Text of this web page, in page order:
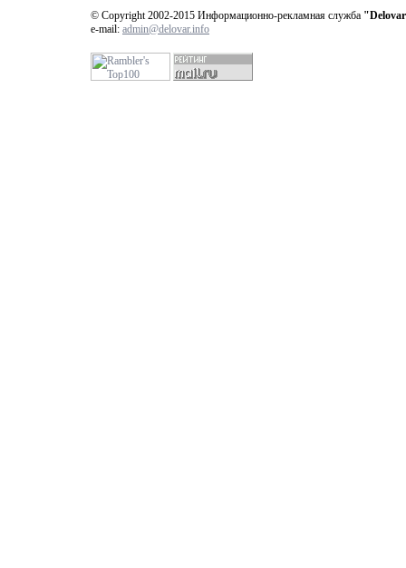
© Copyright 2002-2015 Информационно-рекламная служба
e-mail: admin@delovar.info